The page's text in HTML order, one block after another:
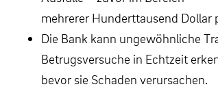
mehrerer Hunderttausend Dollar
Die Bank kann ungewöhnliche
Betrugsversuche in Echtzeit
bevor sie Schaden verursachen.